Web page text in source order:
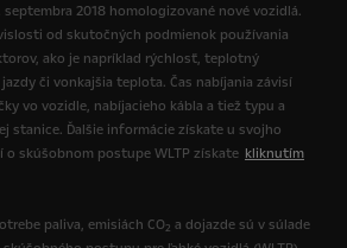
2018 homologizované nové vozidlá.
od skutočných podmienok používania
ako je napríklad rýchlosť, teplotný
či vonkajšia teplota. Čas nabíjania závisí
vo vozidle, nabíjacieho kábla a tiež typu a
stanice. Ďalšie informácie získate u svojho
o skúšobnom postupe WLTP získate kliknutím
paliva, emisiách CO2 a dojazde sú v súlade